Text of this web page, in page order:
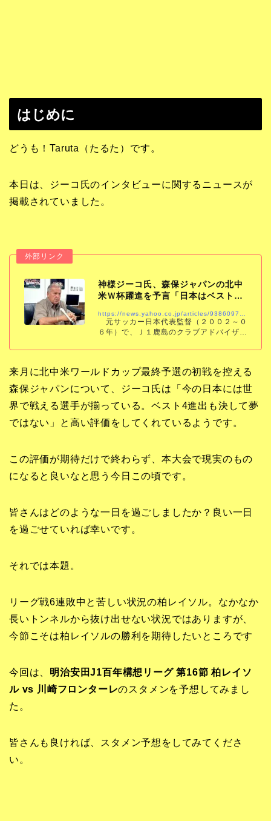
はじめに
どうも！Taruta（たるた）です。
本日は、ジーコ氏のインタビューに関するニュースが
掲載されていました。
神様ジーコ氏、森保ジャパンの北中
米Ｗ杯躍進を予言「日本はベスト４
https://news.yahoo.co.jp/articles/9386097d2ac5b32cffd323c32260efb5a7f28f94
元サッカー日本代表監督（２００２～０
６年）で、Ｊ１鹿島のクラブアドバイザー
（日本時間６月１２日開幕）に臨む日本代
内で８日、
来月に北中米ワールドカップ最終予選の初戦を控える
森保ジャパンについて、ジーコ氏は「今の日本には世
界で戦える選手が揃っている。ベスト4進出も決して夢
ではない」と高い評価をしてくれているようです。
この評価が期待だけで終わらず、本大会で現実のもの
になると良いなと思う今日この頃です。
皆さんはどのような一日を過ごしましたか？良い一日
を過ごせていれば幸いです。
それでは本題。
リーグ戦6連敗中と苦しい状況の柏レイソル。なかなか
長いトンネルから抜け出せない状況ではありますが、
今節こそは柏レイソルの勝利を期待したいところです
今回は、 明治安田J1百年構想リーグ 第16節 柏レイソ
ル vs 川崎フロンターレのスタメンを予想してみまし
た。
皆さんも良ければ、スタメン予想をしてみてくださ
い。